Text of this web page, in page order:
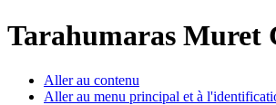
Tarahumaras Muret
Aller au contenu
Aller au menu principal et à